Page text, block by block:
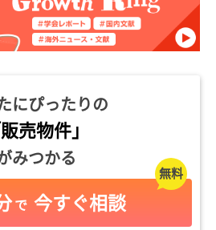
にぴったりの
販売物件」
みつかる
で 今すぐ相談